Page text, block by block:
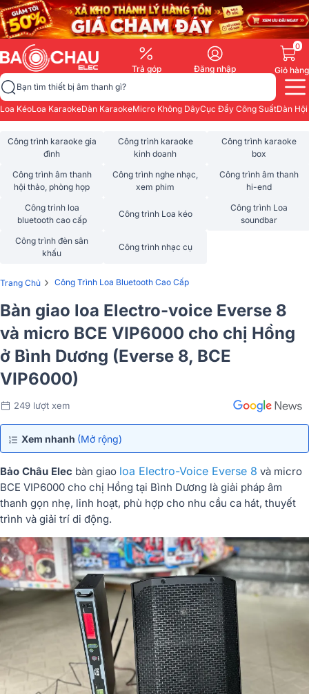
Trả góp Đăng nhập
0
Giỏ hàng
Bạn tìm thiết bị âm thanh gì?
Loa KéoLoa KaraokeDàn KaraokeMicro Không DâyCục Đẩy Công SuấtDàn
Công trình karaoke gia
đình
Công trình karaoke
kinh doanh
Công trình karaoke
box
Công trình âm thanh
hội thảo, phòng họp
Công trình nghe nhạc,
xem phim
Công trình âm thanh
hi-end
Công trình loa
bluetooth cao cấp
Công trình Loa kéo
Công trình Loa
soundbar
Công trình đèn sân
khấu
Công trình nhạc cụ
Trang Chủ › Công Trình Loa Bluetooth Cao Cấp
Bàn giao loa Electro-voice Everse 8
và micro BCE VIP6000 cho chị Hồng
ở Bình Dương (Everse 8, BCE
VIP6000)
249 lượt xem
Xem nhanh (Mở rộng)
Bảo Châu Elec bàn giao loa Electro-Voice Everse 8 và micro
BCE VIP6000 cho chị Hồng tại Bình Dương là giải pháp âm
thanh gọn nhẹ, linh hoạt, phù hợp cho nhu cầu ca hát, thuyết
trình và giải trí di động.